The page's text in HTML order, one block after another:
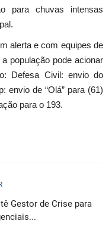
para chuvas intensas
alerta e com equipes de
população pode acionar
Defesa Civil: envio do
envio de “Olá” para (61)
para o 193.
Gestor de Crise para